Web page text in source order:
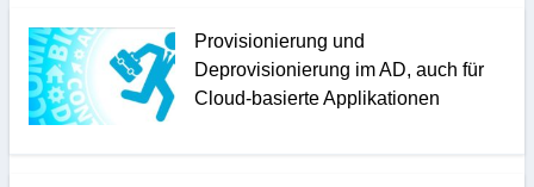
Provisionierung und
Deprovisionierung im AD, auch für
Cloud-basierte Applikationen